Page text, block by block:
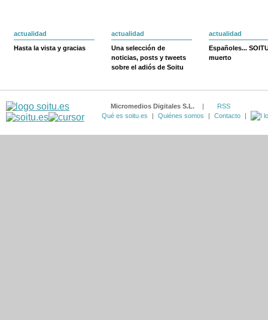
actualidad
Hasta la vista y gracias
actualidad
Una selección de
noticias, posts y tweets
sobre el adiós de Soitu
actualidad
Españoles...
muerto
Micromedios Digitales S.L. |
RSS
Qué es soitu.es
| Quiénes somos | Contacto |